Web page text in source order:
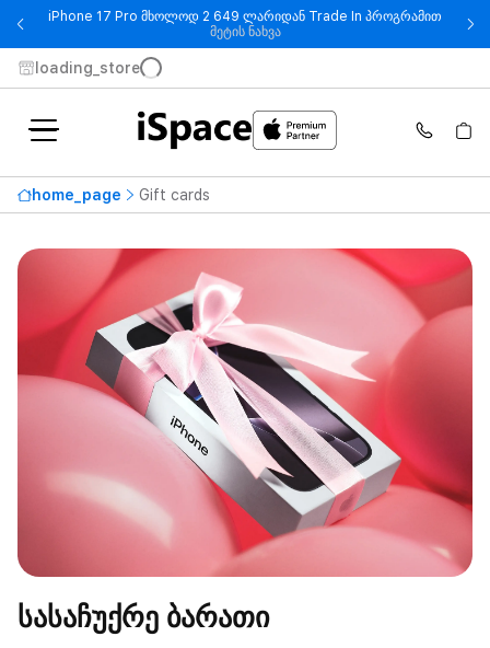
iPhone 17 Pro მხოლოდ 2 649 ლარიდან Trade In პროგრამით
მეტის ნახვა- iPhone 17 Pro მხოლოდ 2 649
loading_store
home_page Gift cards
სასაჩუქრე ბარათი